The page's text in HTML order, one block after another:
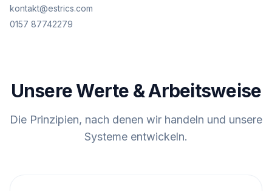
kontakt@estrics.com
0157 87742279
Unsere Werte & Arbeitsweise
Die Prinzipien, nach denen wir handeln und unsere
Systeme entwickeln.